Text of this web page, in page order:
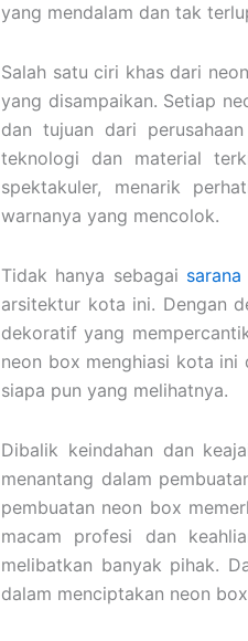
yang mendalam dan tak
Salah satu ciri khas dari
yang disampaikan. Setiap
dan tujuan dari
teknologi dan material
spektakuler, menarik
warnanya yang mencolok.
Tidak hanya sebagai
arsitektur kota ini. Dengan
dekoratif yang
neon box menghiasi kota ini
siapa pun yang melihatnya.
Dibalik keindahan dan
menantang dalam
pembuatan neon box
macam profesi dan
melibatkan banyak pihak.
dalam menciptakan neon